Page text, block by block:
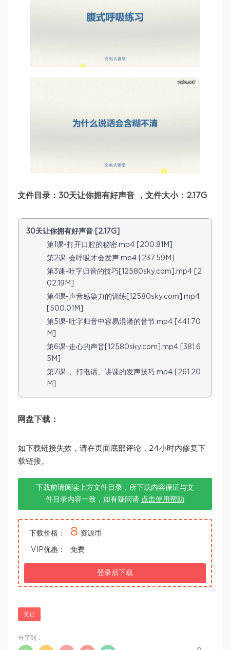
文件目录：30天让你拥有好声音 ，文件大小：2.17G
30天让你拥有好声音 [2.17G]
第1课-打开口腔的秘密.mp4 [200.81M]
第2课-会呼吸才会发声.mp4 [237.59M]
第3课-吐字归音的技巧[12580sky.com].mp4 [2
02.19M]
第4课-声音感染力的训练[12580sky.com].mp4
[500.01M]
第5课-吐字归音中容易混淆的音节.mp4 [441.70
M]
第6课-走心的声音[12580sky.com].mp4 [381.6
5M]
第7课-、打电话、讲课的发声技巧.mp4 [261.20
M]
网盘下载：
如下载链接失效，请在页面底部评论，24小时内修复下
载链接。
下载前请阅读上方文件目录，所下载内容保证与文
件目录内容一致，如有疑问请 点击使用帮助
下载价格： 8 资源币
VIP优惠： 免费
登录后下载
天让
分享到：